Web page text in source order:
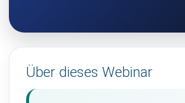
Über dieses Webinar